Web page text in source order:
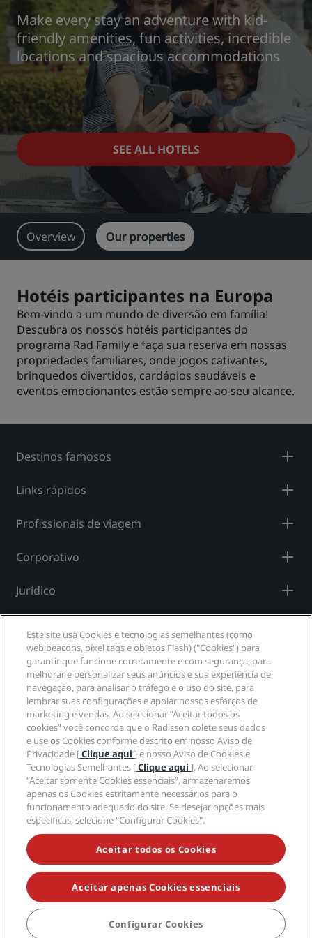
Park Plaza Park Inn by Radisson
Prize by Radisson Country Inn & Suites
Marcas afiliadas na China
Jin Jiang
Kunlun Golden Tulip
Hotéis no centro da cidade
Acesse nosso blog
Make every stay an adventure with kid-
friendly amenities, fun activities, incredible
locations and spacious accommodations
SEE ALL HOTELS
Overview Our properties
Hotéis participantes na Europa
Bem-vindo a um mundo de diversão em família!
Descubra os nossos hotéis participantes do
programa Rad Family e faça sua reserva em nossas
propriedades familiares, onde jogos cativantes,
brinquedos divertidos, cardápios saudáveis e
eventos emocionantes estão sempre ao seu alcance.
Destinos famosos
Links rápidos
Profissionais de viagem
Corporativo
Jurídico
Mídia social
Marcas do Radisson Hotels
tiktokinstagram
youtubefacebook
whatsapp
pinterest
threads
twitterlinkedin
NÃO PERCA AS NOSSAS MAIORES OFERTAS
reservados. RHG Radisson Hotel Group, Radisson,
Radisson RED, Radisson Blu, Radisson Collection,
Radisson Individuals, Park Plaza, Park Inn, Country Inn
& Suites, Prize by Radisson, Radisson Rewards e
Radisson Meetings são marcas registradas do
Radisson Hotel Group.
Este site usa Cookies e tecnologias semelhantes (como
web beacons, pixel tags e objetos Flash) ("Cookies") para
garantir que funcione corretamente e com segurança, para
melhorar e personalizar seus anúncios e sua experiência de
navegação, para analisar o tráfego e o uso do site, para
lembrar suas configurações e apoiar nossos esforços de
marketing e vendas. Ao selecionar “Aceitar todos os
cookies” você concorda que o Radisson colete seus dados
e use os Cookies conforme descrito em nosso Aviso de
Privacidade [Clique aqui] e nosso Aviso de Cookies e
Tecnologias Semelhantes [Clique aqui]. Ao selecionar
“Aceitar somente Cookies essenciais”, armazenaremos
apenas os Cookies estritamente necessários para o
funcionamento adequado do site. Se desejar opções mais
específicas, selecione "Configurar Cookies".
Aceitar todos os Cookies
Aceitar apenas Cookies essenciais
Configurar Cookies